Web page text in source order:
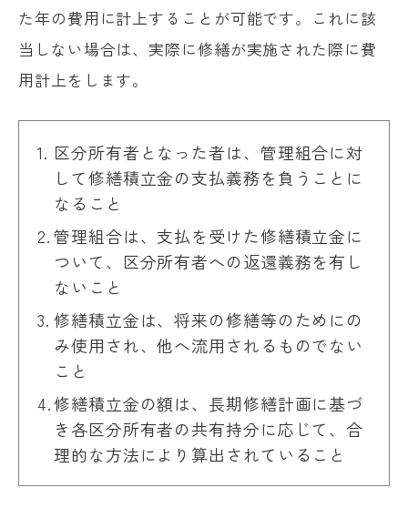
た年の費用に計上することが可能です。これに該
当しない場合は、実際に修繕が実施された際に費
用計上をします。
区分所有者となった者は、管理組合に対
して修繕積立金の支払義務を負うことに
なること
管理組合は、支払を受けた修繕積立金に
ついて、区分所有者への返還義務を有し
ないこと
修繕積立金は、将来の修繕等のためにの
み使用され、他へ流用されるものでない
こと
修繕積立金の額は、長期修繕計画に基づ
き各区分所有者の共有持分に応じて、合
理的な方法により算出されていること